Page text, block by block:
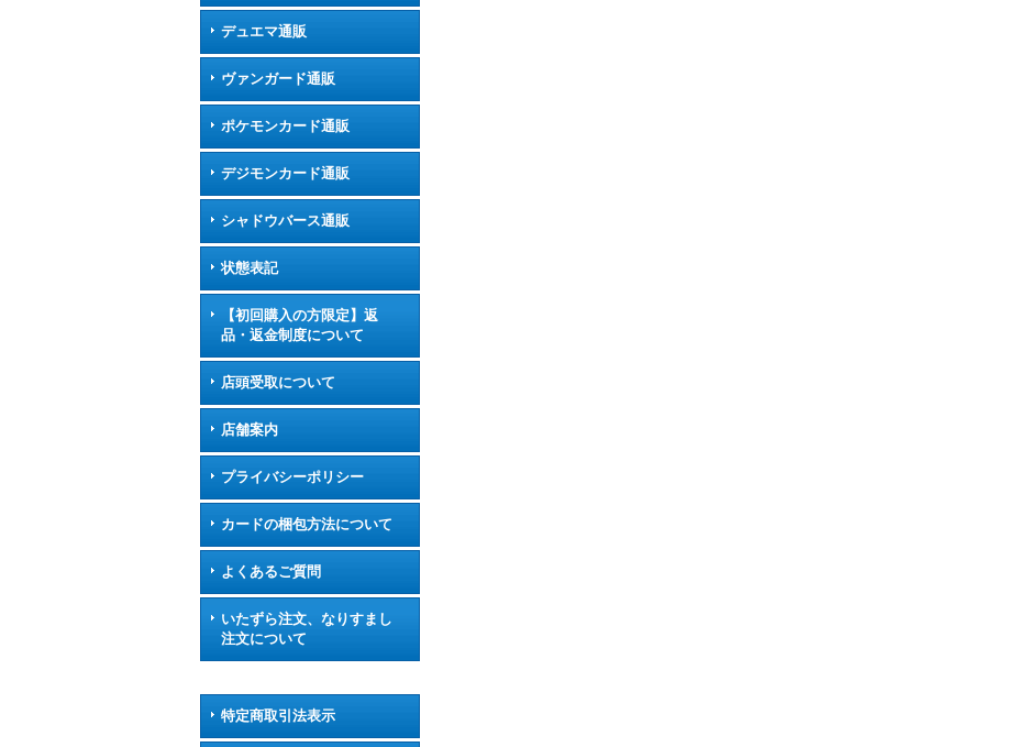
デュエマ通販
ヴァンガード通販
ポケモンカード通販
デジモンカード通販
シャドウバース通販
状態表記
【初回購入の方限定】返
品・返金制度について
店頭受取について
店舗案内
プライバシーポリシー
カードの梱包方法について
よくあるご質問
いたずら注文、なりすまし
注文について
特定商取引法表示